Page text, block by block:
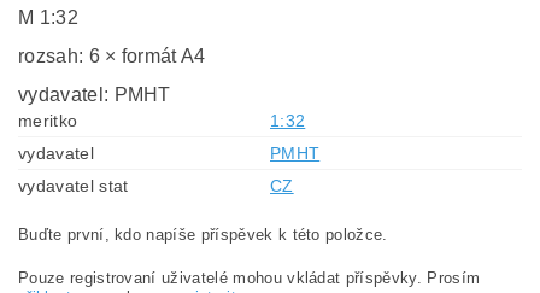
M 1:32
rozsah: 6 × formát A4
vydavatel: PMHT
meritko
1:32
vydavatel
PMHT
vydavatel stat
CZ
Buďte první, kdo napíše příspěvek k této položce.
Pouze registrovaní uživatelé mohou vkládat příspěvky. Prosím